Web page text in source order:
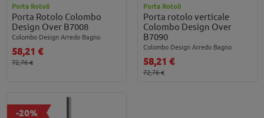
Porta Rotoli
Porta Rotolo Colombo
Design Over B7008
Colombo Design Arredo Bagno
58,21 €
72,76 €
Porta Rotoli
Porta rotolo verticale
Colombo Design Over
B7090
Colombo Design Arredo Bagno
58,21 €
72,76 €
-20%